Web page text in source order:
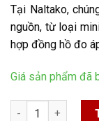
Tại Naltako,
nguồn, từ loại
hợp đồng hồ đo
Giá sản phẩm đã
Bơm tay số lượng